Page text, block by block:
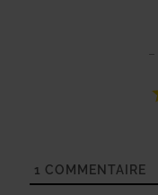
1 COMMENTAIRE